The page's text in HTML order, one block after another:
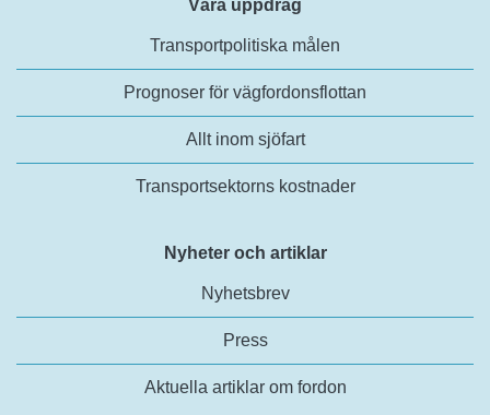
Våra uppdrag
Transportpolitiska målen
Prognoser för vägfordonsflottan
Allt inom sjöfart
Transportsektorns kostnader
Nyheter och artiklar
Nyhetsbrev
Press
Aktuella artiklar om fordon